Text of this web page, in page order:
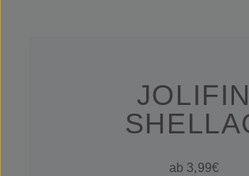
JOLIFIN
ab 3,99€